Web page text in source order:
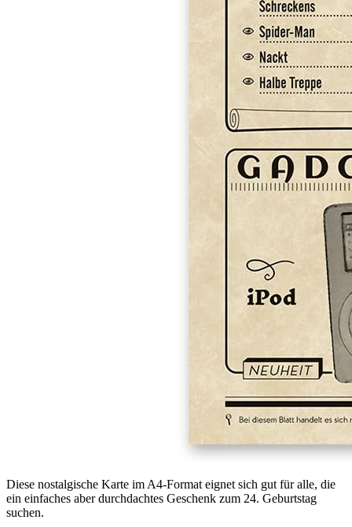
Diese nostalgische Karte im A4-Format eignet sich gut für alle, die
ein einfaches aber durchdachtes Geschenk zum 24. Geburtstag
suchen.